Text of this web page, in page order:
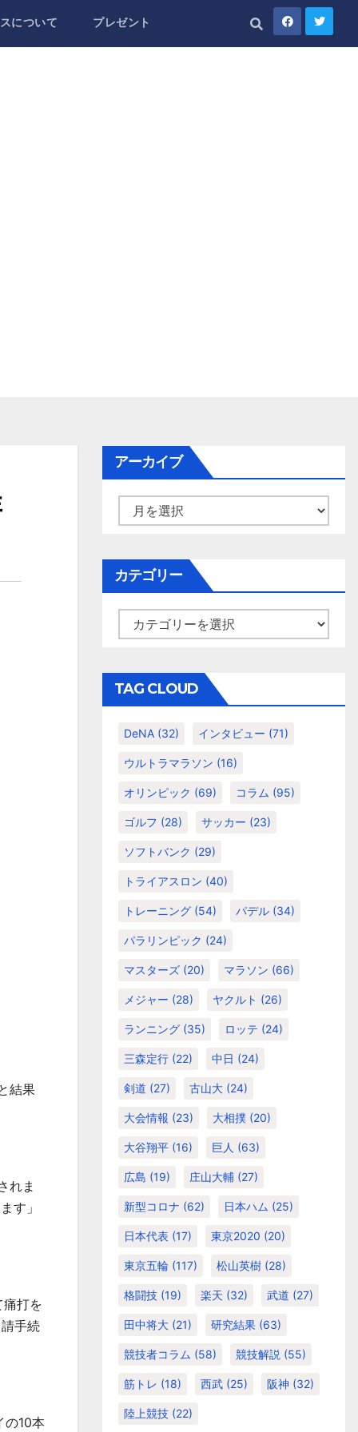
について プレゼント
結果
れま
す」
痛打を
手続
の10本
アーカイブ
ー
イ
ブ
カテゴリー
テ
リ
ー
TAG CLOUD
DeNA (32) インタビュー (71)
ウルトラマラソン (16)
オリンピック (69) コラム (95)
ゴルフ (28) サッカー (23)
ソフトバンク (29)
トライアスロン (40)
トレーニング (54) パデル (34)
パラリンピック (24)
マスターズ (20) マラソン (66)
メジャー (28) ヤクルト (26)
ランニング (35) ロッテ (24)
三森定行 (22) 中日 (24)
剣道 (27) 古山大 (24)
大会情報 (23) 大相撲 (20)
大谷翔平 (16) 巨人 (63)
広島 (19) 庄山大輔 (27)
新型コロナ (62) 日本ハム (25)
日本代表 (17) 東京2020 (20)
東京五輪 (117) 松山英樹 (28)
格闘技 (19) 楽天 (32) 武道 (27)
田中将大 (21) 研究結果 (63)
競技者コラム (58) 競技解説 (55)
筋トレ (18) 西武 (25) 阪神 (32)
陸上競技 (22)